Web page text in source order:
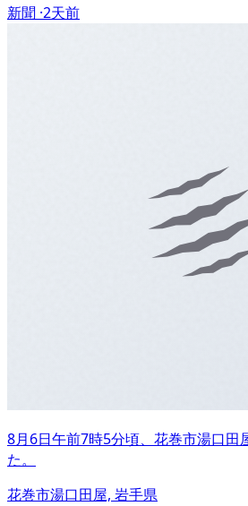
新聞 ·2天前
8月6日午前7時5分頃、花巻市湯口田
た。
花巻市湯口田屋, 岩手県